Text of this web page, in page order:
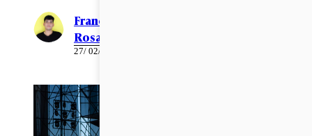
Francisco
Rosales
27/ 02/ 2024